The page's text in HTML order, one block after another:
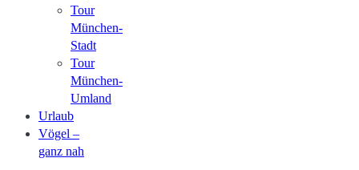
Tour
München-
Stadt
Tour
München-
Umland
Urlaub
Vögel –
ganz nah